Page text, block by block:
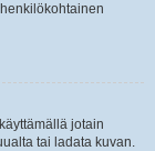
jotain
tai ladata kuvan.